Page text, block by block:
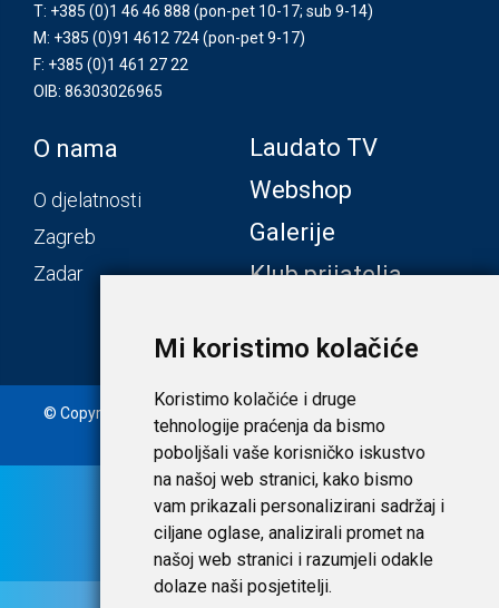
Mi koristimo kolačiće
Koristimo kolačiće i druge
tehnologije praćenja da bismo
poboljšali vaše korisničko iskustvo
na našoj web stranici, kako bismo
vam prikazali personalizirani sadržaj i
ciljane oglase, analizirali promet na
našoj web stranici i razumjeli odakle
dolaze naši posjetitelji.
T: +385 (0)1 46 46 888 (pon-pet 10-17; sub 9-14)
M: +385 (0)91 4612 724(pon-pet 9-17)
F: +385 (0)1 461 27 22
OIB: 86303026965
O nama
O djelatnosti
Zagreb
Zadar
Laudato TV
Webshop
Galerije
Klub prijatelja
© Copyright 2020. Laudato d.o.o. | Tečaj konverzije: 1 EUR =
7,53450 HRK | Uvjeti i privatnost